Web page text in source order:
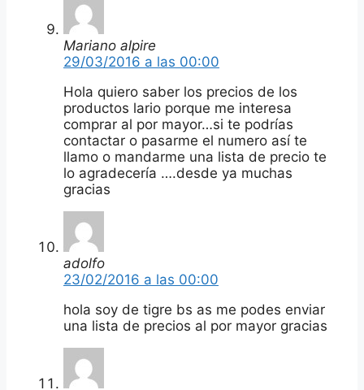
Mariano alpire
29/03/2016 a las 00:00
Hola quiero saber los precios de los
productos lario porque me interesa
comprar al por mayor…si te podrías
contactar o pasarme el numero así te
llamo o mandarme una lista de precio te
lo agradecería ….desde ya muchas
gracias
adolfo
23/02/2016 a las 00:00
hola soy de tigre bs as me podes enviar
una lista de precios al por mayor gracias